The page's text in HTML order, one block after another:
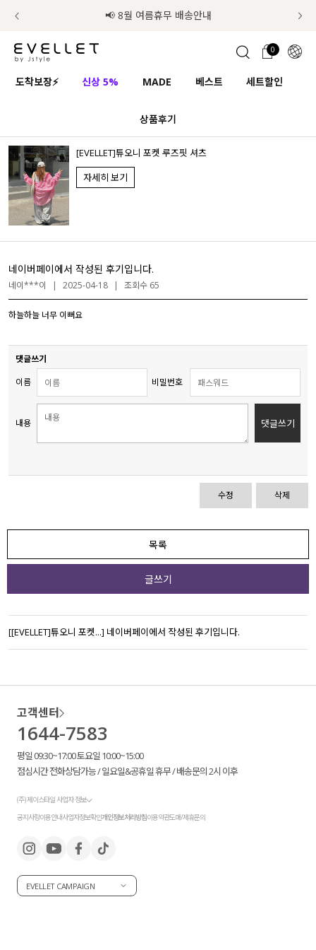
럭키 이룰렛 최대 30% OFF + 100% 당첨
📢 8월 여름휴무 배송안내
0
도착보장⚡ 신상 5% MADE 베스트 세트할인
ENG
플러스핏
CATEGORY COMMUNITY
도착보장⚡
인플루언서 pick!
베스트
MADE
세트할인 ~30%
하객룩
살안타템
110사이즈
셔츠
니트
스커트
언더웨어/파자마
FIT ZOOM
블라우스
원피스
팬츠
스커트
상품후기
[EVELLET]튜오니 포켓 루즈핏 셔츠
자세히 보기
네이버페이에서 작성된 후기입니다.
네이***이 | 2025-04-18 | 조회수 65
하늘하늘 너무 이뻐요
댓글쓰기
이름
비밀번호
내용 댓글쓰기
수정 삭제
목록
글쓰기
[[EVELLET]튜오니 포켓...] 네이버페이에서 작성된 후기입니다.
고객센터
1644-7583
평일 09:30~17:00 토요일 10:00~15:00
점심시간 전화상담가능 / 일요일&공휴일 휴무 / 배송문의 2시 이후
(주) 제이스타일 사업자 정보
공지사항이용안내사업자정보확인개인정보처리방침이용약관도매/제휴문의
EVELLET CAMPAIGN